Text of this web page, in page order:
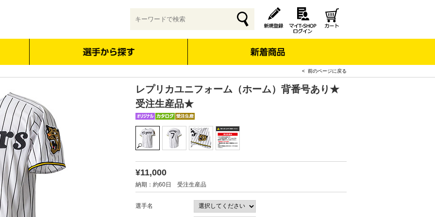
< 前のページに戻る
レプリカユニフォーム（ホーム）背番号あり★
受注生産品★
¥11,000
納期：約60日 受注生産品
選手名